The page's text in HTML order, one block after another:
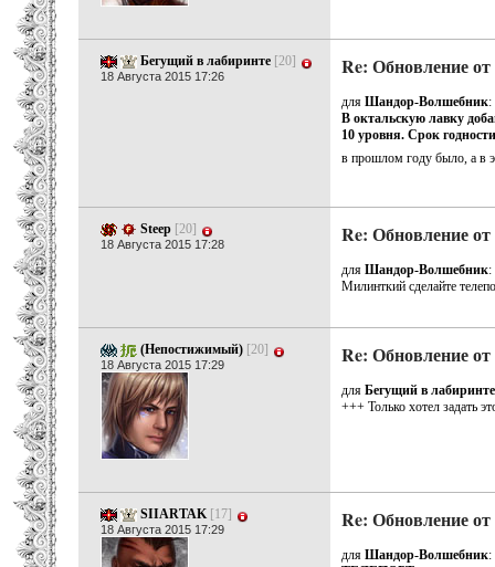
Бегущий в лабиринте [20]
18 Августа 2015 17:26 Re: Обновление от
для Шандор-Волшебник:
В октальскую лавку
10 уровня. Срок
в прошлом году было, а в
Steep [20]
18 Августа 2015 17:28 Re: Обновление от
для Шандор-Волшебник:
Милинткий сделайте
(Непостижимый) [20]
18 Августа 2015 17:29 Re: Обновление от
для Бегущий в лабиринте
+++ Только хотел задать
SIIARTAK [17]
18 Августа 2015 17:29 Re: Обновление от
для Шандор-Волшебник: